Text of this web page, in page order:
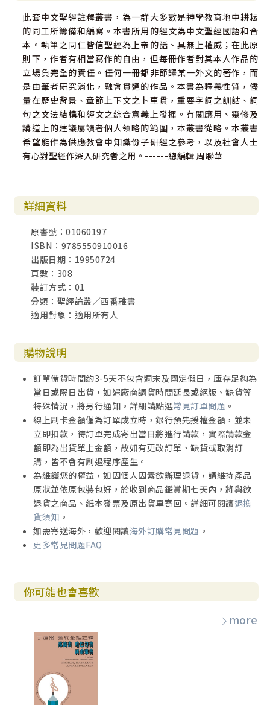
此套中文聖經註釋叢書，為一群大多數是神學教育地中耕耘
的同工所籌備和編寫。本書所用的經文為中文聖經國語和合
本。執筆之同仁皆信聖經為上帝的話、具無上權威；在此原
則下，作者有相當寫作的自由，但每冊作者對其本人作品的
立場負完全的責任。任何一冊都非節譯某一外文的著作，而
是由筆者研究消化，融會貫通的作品。本書為釋義性質，儘
量在歷史背景、章節上下文之卜車貫，重要字詞之訓詁、詞
句之文法結構和經文之綜合意義上發揮。有關應用、靈修及
講道上的建議屬讀者個人領略的範圍，本叢書從略。本叢書
希望能作為供應教會中知識份子研經之參考，以及社會人士
有心對聖經作深入研究者之用。------總編輯 周聯華
詳細資料
原書號：01060197
ISBN：9785550910016
出版日期：19950724
頁數：308
裝訂方式：01
分類：聖經論叢／西番雅書
適用對象：適用所有人
購物說明
訂單備貨時間約3-5天不包含週末及國定假日，庫存足夠為
當日或隔日出貨，如遇廠商調貨時間延長或絕版、缺貨等
特殊情況，將另行通知。詳細請點選常見訂單問題 。
線上刷卡金額僅為訂單成立時，銀行預先授權金額，並未
立即扣款，待訂單完成寄出當日將進行請款，實際請款金
額即為出貨單上金額，故如有更改訂單、缺貨或取消訂
購，皆不會有刷退程序產生。
為維護您的權益，如因個人因素欲辦理退貨，請維持產品
原狀並依原包裝包好，於收到商品鑑賞期七天內，將與欲
退貨之商品、紙本發票及原出貨單寄回。詳細可閱讀退換
貨須知 。
如需寄送海外，歡迎閱讀海外訂購常見問題 。
更多常見問題FAQ
你可能也會喜歡
more